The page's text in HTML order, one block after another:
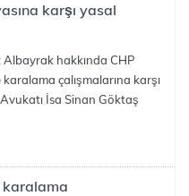
karşı yasal
Albayrak hakkında CHP
çalışmalarına karşı
İsa Sinan Göktaş
karalama